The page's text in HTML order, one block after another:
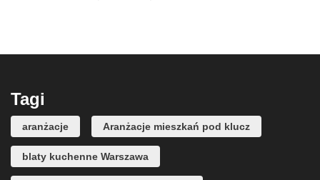
Tagi
aranżacje Aranżacje mieszkań pod klucz
blaty kuchenne Warszawa